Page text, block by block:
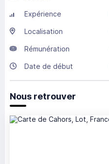
Expérience
Localisation
Rémunération
Date de début
Nous retrouver